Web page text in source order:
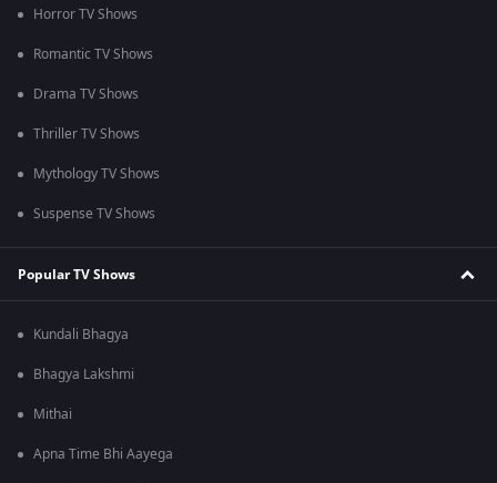
Horror TV Shows
Romantic TV Shows
Drama TV Shows
Thriller TV Shows
Mythology TV Shows
Suspense TV Shows
Popular TV Shows
Kundali Bhagya
Bhagya Lakshmi
Mithai
Apna Time Bhi Aayega